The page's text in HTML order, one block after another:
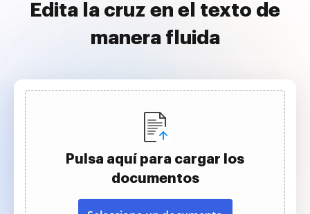
Edita la cruz en el texto de
manera fluida
Pulsa aquí para cargar los
documentos